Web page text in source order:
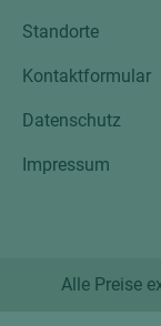
Standorte
Kontaktformular
Datenschutz
Impressum
Alle Preise